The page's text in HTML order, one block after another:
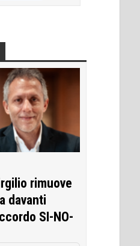
rimuove
davanti
SI-NO-